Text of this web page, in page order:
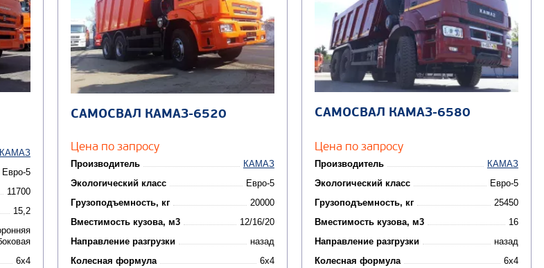
КАМАЗ
Евро-5
11700
15,2
6x4
САМОСВАЛ КАМАЗ-6520
Цена по запросу
Производитель
КАМАЗ
Экологический класс
Евро-5
Грузоподъемность, кг
20000
Вместимость кузова, м3
12/16/20
Направление разгрузки
назад
Колесная формула
6x4
САМОСВАЛ КАМАЗ-6580
Цена по запросу
Производитель
КАМАЗ
Экологический класс
Евро-5
Грузоподъемность, кг
25450
Вместимость кузова, м3
16
Направление разгрузки
назад
Колесная формула
6x4